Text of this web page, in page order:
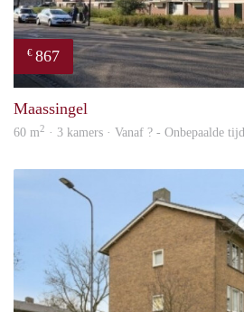
€ 867
Maassingel
60 m2 · 3 kamers · Vanaf ? - Onbepaalde tijd